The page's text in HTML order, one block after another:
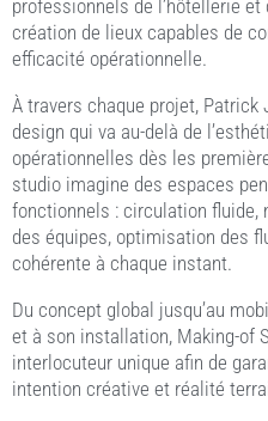
professionnels de l’hôtellerie
création de lieux capables de
efficacité opérationnelle.
À travers chaque projet,
design qui va au-delà de
opérationnelles dès les
studio imagine des espaces
fonctionnels : circulation fluide,
des équipes, optimisation des
cohérente à chaque instant.
Du concept global jusqu’au
et à son installation, Making-of
interlocuteur unique afin de
intention créative et réalité